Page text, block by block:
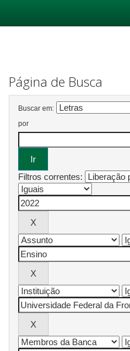
Página de Busca
Buscar em:
por
Filtros correntes: